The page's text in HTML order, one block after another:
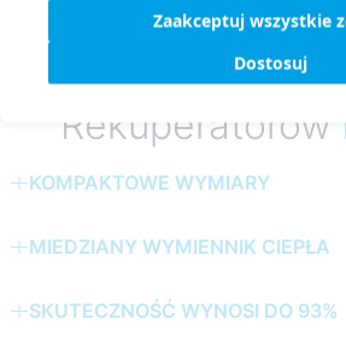
Główne
Rekuperatorów
KOMPAKTOWE WYMIARY
Długość regulowana, w zależności
MIEDZIANY WYMIENNIK CIEPŁA
Podstawową cechą miedzi jest
SKUTECZNOŚĆ WYNOSI DO 93%
Zaakceptuj wszystkie
Dostosuj